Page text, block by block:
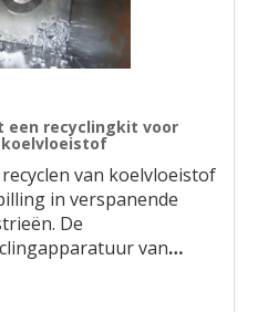
een recyclingkit voor
van koelvloeistof
in verspanende
De
van…